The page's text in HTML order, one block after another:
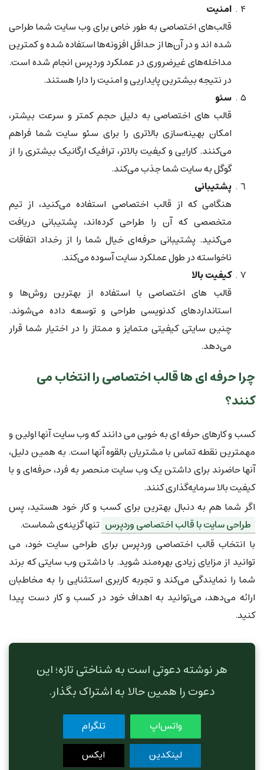
امنیت
قالب‌های اختصاصی به طور خاص برای وب سایت شما طراحی
شده اند و در آن‌ها از حداقل افزونه‌ها استفاده شده و کمترین
مداخله‌های غیرضروری در عملکرد وردپرس انجام شده است.
در نتیجه بیشترین پایداریی و امنیت را دارا هستند.
سئو
قالب های اختصاصی به دلیل حجم کمتر و سرعت بیشتر،
امکان بهینه‌سازی بالاتری را برای سئو سایت شما فراهم
می‌کنند. کارایی و کیفیت بالاتر، ترافیک ارگانیک بیشتری را از
گوگل به سایت شما جذب می‌کند.
پشتیبانی
هنگامی که از قالب اختصاصی استفاده می‌کنید، از تیم
متخصصی که آن را طراحی کرده‌اند، پشتیبانی دریافت
می‌کنید. پشتیبانی حرفه‌ای خیال شما را از رخداد اتفاقات
ناخواسته در طول عملکرد سایت آسوده می‌کند.
کیفیت بالا
قالب های اختصاصی با استفاده از بهترین روش‌ها و
استانداردهای کدنویسی طراحی و توسعه داده می‌شوند.
چنین سایتی کیفیتی متمایز و ممتاز را در اختیار شما قرار
می‌دهد.
چرا حرفه ای ها قالب اختصاصی را انتخاب می
کنند؟
کسب و کارهای حرفه ای به خوبی می دانند که وب سایت آنها اولین و
مهمترین نقطه تماس با مشتریان بالقوه آنها است. به همین دلیل،
آنها حاضرند برای داشتن یک وب سایت منحصر به فرد، حرفه‌ای و با
کیفیت بالا سرمایه‌گذاری کنند.
اگر شما هم به دنبال بهترین برای کسب و کار خود هستید، پس
طراحی سایت با قالب اختصاصی وردپرس تنها گزینه‌ی شماست.
با انتخاب قالب اختصاصی وردپرس برای طراحی سایت خود، می
توانید از مزایای زیادی بهره‌مند شوید. با داشتن وب سایتی که برند
شما را نمایندگی می‌کند و تجربه کاربری استثنایی را به مخاطبان
ارائه می‌دهد، می‌توانید به اهداف خود در کسب و کار دست پیدا
کنید.
هر نوشته دعوتی است به شناختی تازه؛ این
دعوت را همین حالا به اشتراک بگذار.
واتس‌اپ
تلگرام
لینکدین
ایکس